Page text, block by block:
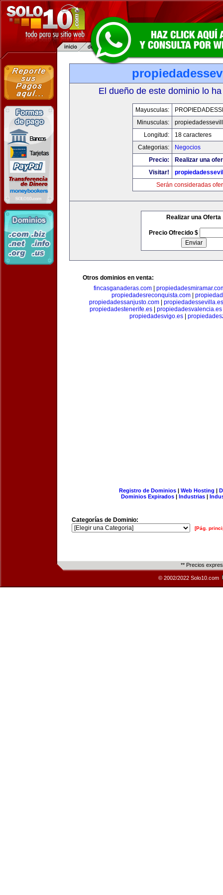
El dueño de este dominio lo
Mayusculas:
Minusculas:
Longitud:
18 caracteres
Categorias:
Negocios
Precio:
Realizar una
Visitar!
Serán consideradas
Realizar una Oferta
Precio Ofrecido $
Otros dominios en venta:
fincasganaderas.com
propiedadesreconquista.com
propiedadessanjusto.com| propiedadessevilla.es
propiedadestenerife.es| propiedadesvalencia.es
propiedadesvigo.es|
Registro de Dominios| Web Hosting |
Dominios Expirados | Industrias |
Categorías de Dominio:
[Pág.
** Precios
© 2002/2022 Solo10.com